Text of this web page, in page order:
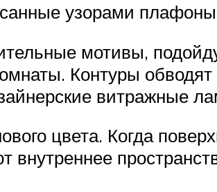
узорами
мотивы,
Контуры
витражные
цвета. Когда